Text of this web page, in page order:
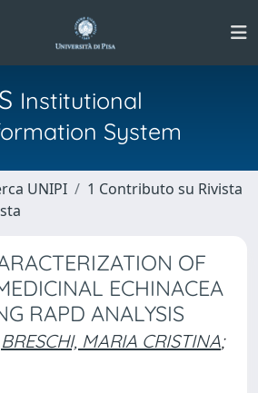
Institutional
System
UNIPI
1 Contributo su Rivista
OF
ECHINACEA
RAPD ANALYSIS
BRESCHI, MARIA CRISTINA;